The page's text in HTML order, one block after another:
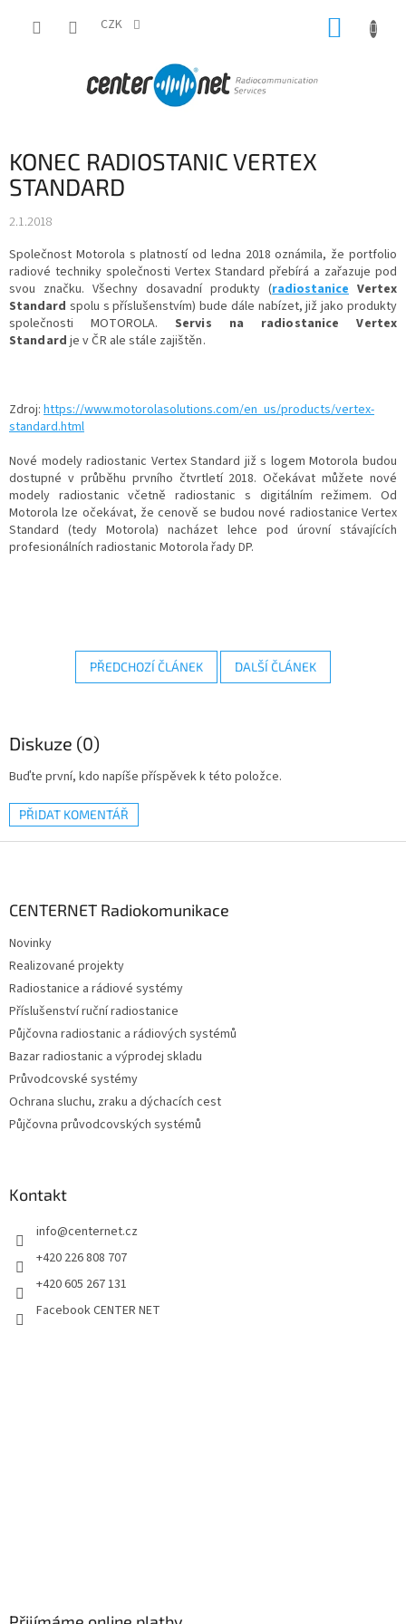
CZK
KONEC RADIOSTANIC VERTEX
STANDARD
2.1.2018
Společnost Motorola s platností od ledna 2018 oznámila, že portfolio
radiové techniky společnosti Vertex Standard přebírá a zařazuje pod
svou značku. Všechny dosavadní produkty (radiostanice Vertex
Standard spolu s příslušenstvím) bude dále nabízet, již jako produkty
společnosti MOTOROLA.Servis na radiostanice Vertex
Standard je v ČR ale stále zajištěn.
Zdroj: https://www.motorolasolutions.com/en_us/products/vertex-
standard.html
Nové modely radiostanic Vertex Standard již s logem Motorola budou
dostupné v průběhu prvního čtvrtletí 2018. Očekávat můžete nové
modely radiostanic včetně radiostanic s digitálním režimem. Od
Motorola lze očekávat, že cenově se budou nové radiostanice Vertex
Standard (tedy Motorola) nacházet lehce pod úrovní stávajících
profesionálních radiostanic Motorola řady DP.
PŘEDCHOZÍ ČLÁNEK DALŠÍ ČLÁNEK
Diskuze (0)
Buďte první, kdo napíše příspěvek k této položce.
PŘIDAT KOMENTÁŘ
CENTERNET Radiokomunikace
Novinky
Realizované projekty
Radiostanice a rádiové systémy
Příslušenství ruční radiostanice
Půjčovna radiostanic a rádiových systémů
Bazar radiostanic a výprodej skladu
Průvodcovské systémy
Ochrana sluchu, zraku a dýchacích cest
Půjčovna průvodcovských systémů
Kontakt
info@centernet.cz
+420 226 808 707
+420 605 267 131
Facebook CENTER NET